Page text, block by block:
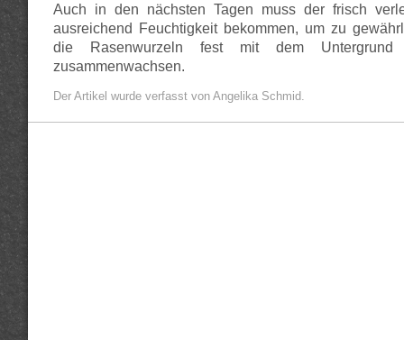
Auch in den nächsten Tagen muss der frisch
ausreichend Feuchtigkeit bekommen, um zu
die Rasenwurzeln fest mit dem Untergrund
zusammenwachsen.
Der Artikel wurde verfasst von Angelika Schmid.